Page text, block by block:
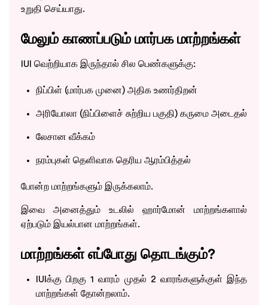
உறுதி செய்யாது.
மேலும் காணப்படும் மார்பக மாற்றங்கள்
IUI வெற்றியாக இருந்தால் சில பெண்களுக்கு:
நிப்பிள் (மார்பக முனை) அதிக உணர்திறன்
அரியோலா (நிப்பிளைச் சுற்றிய பகுதி) கருமை அடைதல்
லேசான வீக்கம்
நரம்புகள் தெளிவாக தெரிய ஆரம்பித்தல்
போன்ற மாற்றங்களும் இருக்கலாம்.
இவை அனைத்தும் உடலில் ஹார்மோன் மாற்றங்களால்
ஏற்படும் இயல்பான மாற்றங்கள்.
மாற்றங்கள் எப்போது தொடங்கும்?
IUIக்கு பிறகு 1 வாரம் முதல் 2 வாரங்களுக்குள் இந்த
மாற்றங்கள் தோன்றலாம்.
Take the Next Step in Your
Fertility Journey
Schedule your visit today!